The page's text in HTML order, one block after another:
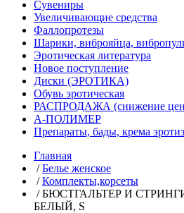
Сувениры
Увеличивающие средства
Фаллопротезы
Шарики, виброяйца,
Эротическая литература
Новое поступление
Диски (ЭРОТИКА)
Обувь эротическая
РАСПРОДАЖА (снижение
А-ПОЛИМЕР
Препараты, бады, крема
Главная
/Белье женское
/Комплекты,корсеты
/ БЮСТГАЛЬТЕР И СТРИНГИ
БЕЛЫЙ, S